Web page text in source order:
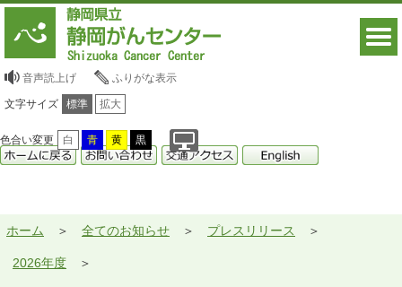
音声読上げ ふりがな表示
文字サイズ 標準 拡大
色合い変更 白 青 黄 黒
ホーム 全てのお知らせ プレスリリース
2026年度